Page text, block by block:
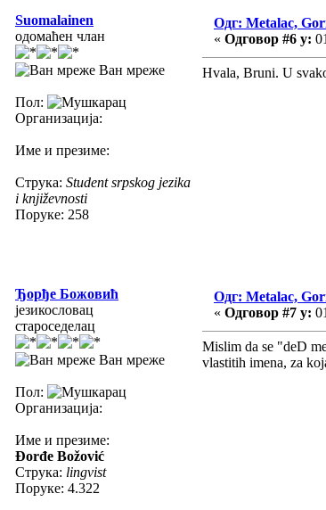
Suomalainen
одомаћен члан
Ван мреже
Пол:
Организација:
Име и презиме:
Струка: Student srpskog jezika
i književnosti
Поруке: 258
Одг: Metalac,
« Одговор #6 у:
Hvala, Bruni. U
Ђорђе Божовић
језикословац
староседелац
Ван мреже
Пол:
Организација:
Име и презиме:
Đorđe Božović
Струка: lingvist
Поруке: 4.322
Одг: Metalac,
« Одговор #7 у:
Mislim da se "deD
vlastitih imena, za